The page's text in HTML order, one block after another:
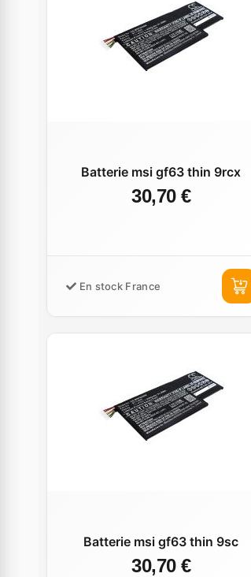
Batterie msi gf63 thin 9rcx
30,70 €
En stock France
Batterie msi gf63 thin 9sc
30,70 €